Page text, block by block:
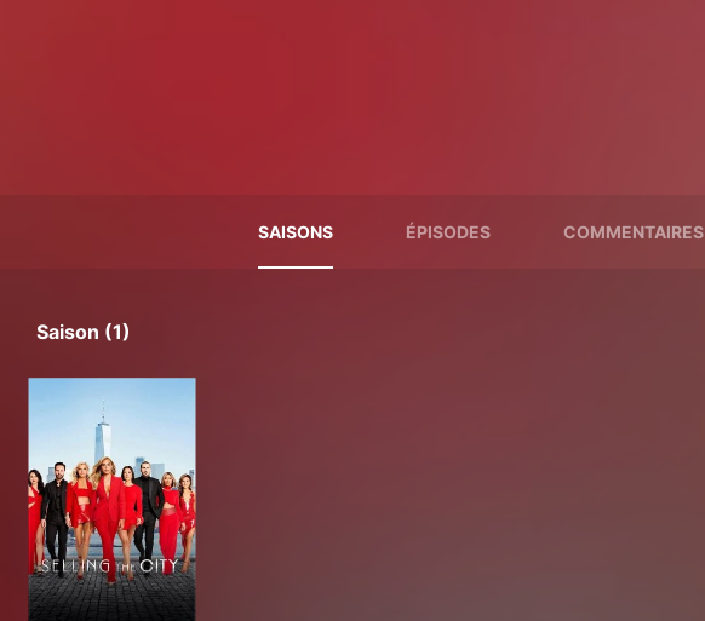
SAISONS ÉPISODES COMMENTAIRES
Saison (1)